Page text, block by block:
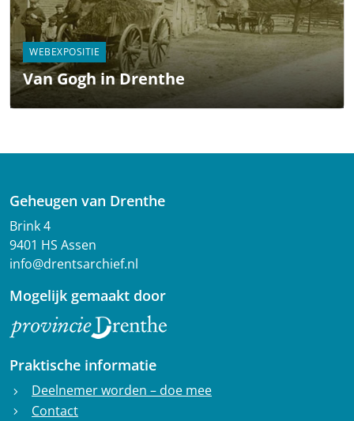
WEBEXPOSITIE
Van Gogh in Drenthe
Geheugen van Drenthe
Brink 4
9401 HS Assen
info@drentsarchief.nl
Mogelijk gemaakt door
Praktische informatie
chevron_right Deelnemer worden – doe mee
chevron_right Contact